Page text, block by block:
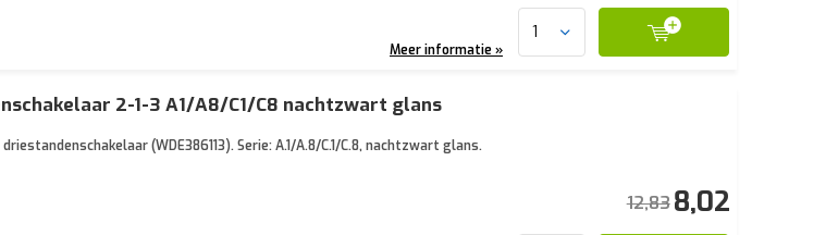
Meer informatie »
2-1-3 A1/A8/C1/C8 nachtzwart glans
(WDE386113). Serie: A.1/A.8/C.1/C.8, nachtzwart glans.
12,838,02